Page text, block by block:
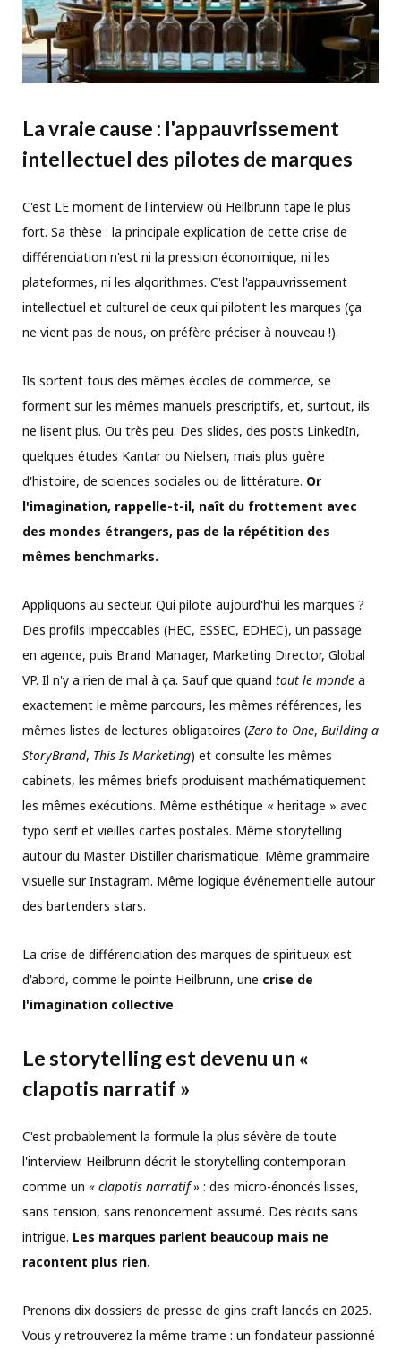
La vraie cause : l'appauvrissement
intellectuel des pilotes de marques
C'est LE moment de l'interview où Heilbrunn tape le plus
fort. Sa thèse : la principale explication de cette crise de
différenciation n'est ni la pression économique, ni les
plateformes, ni les algorithmes. C'est l'appauvrissement
intellectuel et culturel de ceux qui pilotent les marques (ça
ne vient pas de nous, on préfère préciser à nouveau !).
Ils sortent tous des mêmes écoles de commerce, se
forment sur les mêmes manuels prescriptifs, et, surtout, ils
ne lisent plus. Ou très peu. Des slides, des posts LinkedIn,
quelques études Kantar ou Nielsen, mais plus guère
d'histoire, de sciences sociales ou de littérature. Or
l'imagination, rappelle-t-il, naît du frottement avec
des mondes étrangers, pas de la répétition des
mêmes benchmarks.
Appliquons au secteur. Qui pilote aujourd'hui les marques ?
Des profils impeccables (HEC, ESSEC, EDHEC), un passage
en agence, puis Brand Manager, Marketing Director, Global
VP. Il n'y a rien de mal à ça. Sauf que quand tout le monde a
exactement le même parcours, les mêmes références, les
mêmes listes de lectures obligatoires (Zero to One, Building a
StoryBrand, This Is Marketing) et consulte les mêmes
cabinets, les mêmes briefs produisent mathématiquement
les mêmes exécutions. Même esthétique « heritage » avec
typo serif et vieilles cartes postales. Même storytelling
autour du Master Distiller charismatique. Même grammaire
visuelle sur Instagram. Même logique événementielle autour
des bartenders stars.
La crise de différenciation des marques de spiritueux est
d'abord, comme le pointe Heilbrunn, une crise de
l'imagination collective.
Le storytelling est devenu un «
clapotis narratif »
C'est probablement la formule la plus sévère de toute
l'interview. Heilbrunn décrit le storytelling contemporain
comme un « clapotis narratif » : des micro-énoncés lisses,
sans tension, sans renoncement assumé. Des récits sans
intrigue. Les marques parlent beaucoup mais ne
racontent plus rien.
Prenons dix dossiers de presse de gins craft lancés en 2025.
Vous y retrouverez la même trame : un fondateur passionné